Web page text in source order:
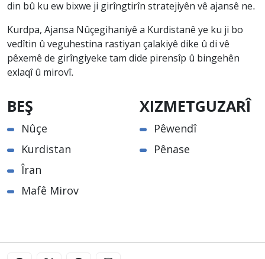
din bû ku ew bixwe ji girîngtirîn stratejiyên vê ajansê ne.
Kurdpa, Ajansa Nûçegihaniyê a Kurdistanê ye ku ji bo
vedîtin û veguhestina rastiyan çalakiyê dike û di vê
pêxemê de girîngiyeke tam dide pirensîp û bingehên
exlaqî û mirovî.
BEŞ
Nûçe
Kurdistan
Îran
Mafê Mirov
XIZMETGUZARÎ
Pêwendî
Pênase